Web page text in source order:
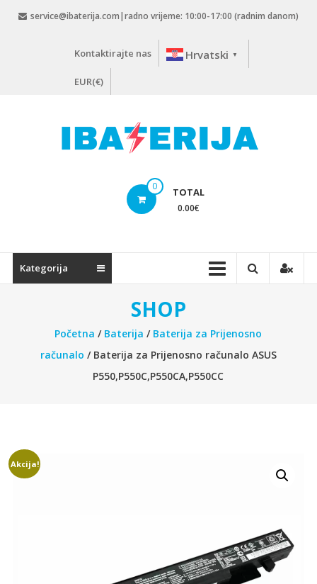
service@ibaterija.com|radno vrijeme: 10:00-17:00 (radnim danom)
Kontaktirajte nas Hrvatski ▼
EUR(€)
0 TOTAL
0.00€
Kategorija
SHOP
Početna / Baterija / Baterija za Prijenosno
računalo / Baterija za Prijenosno računalo ASUS
P550,P550C,P550CA,P550CC
Akcija!